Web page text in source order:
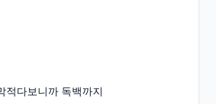
적다보니까 독백까지